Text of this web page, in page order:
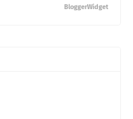
BloggerWidget